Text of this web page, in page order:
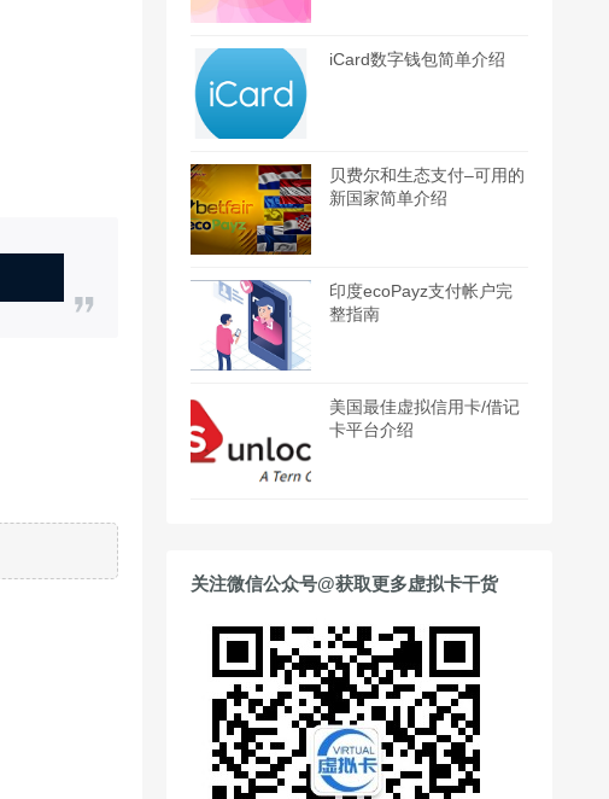
iCard数字钱包简单介绍
贝费尔和生态支付–可用的
新国家简单介绍
印度ecoPayz支付帐户完
整指南
美国最佳虚拟信用卡/借记
卡平台介绍
关注微信公众号@获取更多虚拟卡干货